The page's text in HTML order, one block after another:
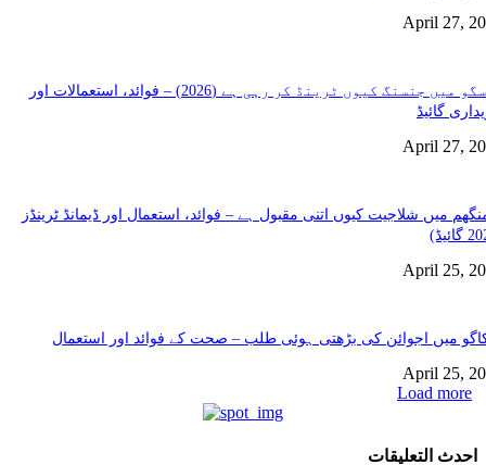
April 27,
گلاسگو میں جنسنگ کیوں ٹرینڈ کر رہی ہے (2026) – فوائد، استعمالات اور
گائیڈ
April 27,
میں شلاجیت کیوں اتنی مقبول ہے – فوائد، استعمال اور ڈیمانڈ ٹرینڈز
April 25,
میں اجوائن کی بڑھتی ہوئی طلب – صحت کے فوائد اور استعمال
April 25,
Load more
احدث التعليقات